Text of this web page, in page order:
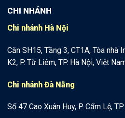
CHI NHÁNH
Chi nhánh Hà Nội
Căn SH15, Tầng 3, CT1A, Tòa nhà
K2, P. Từ Liêm, TP. Hà Nội, Việt
Chi nhánh Đà Nẵng
Số 47 Cao Xuân Huy, P. Cẩm Lệ,